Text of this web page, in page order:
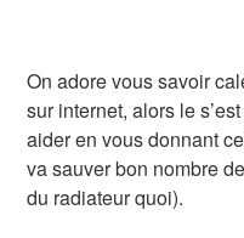
On adore vous savoir
sur internet, alors le
aider en vous donnant
va sauver bon nombre
du radiateur quoi).